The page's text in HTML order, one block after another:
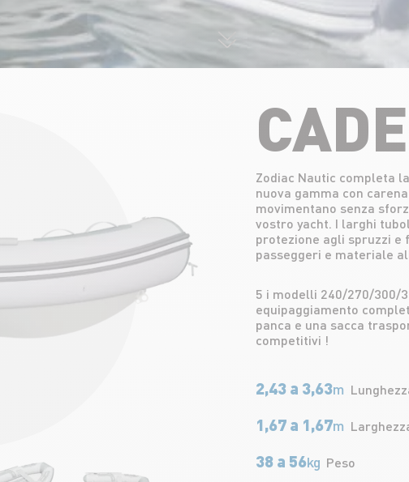
Zodiac Nautic completa
nuova gamma con
movimentano senza
vostro yacht. I larghi
protezione agli spruzzi
passeggeri e materiale
5 i modelli 240/270/300/
equipaggiamento
panca e una sacca
competitivi !
2,43 a 3,63m
1,67 a 1,67m
38 a 56kg Peso